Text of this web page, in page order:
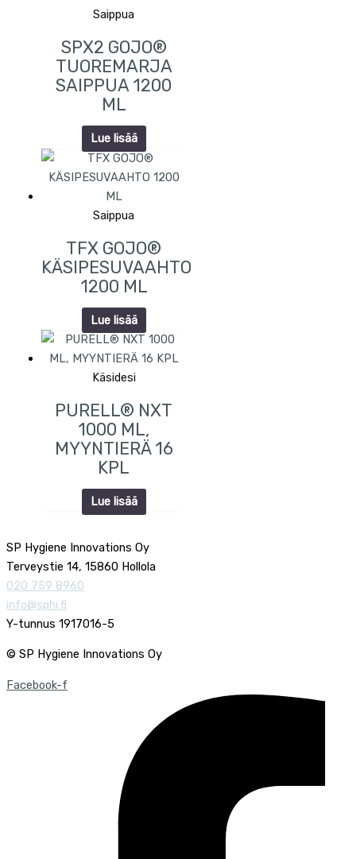
Saippua
SPX2 GOJO®
TUOREMARJA
SAIPPUA 1200
ML
Lue lisää
Saippua
TFX GOJO®
KÄSIPESUVAAHTO
1200 ML
Lue lisää
Käsidesi
PURELL® NXT
1000 ML,
MYYNTIERÄ 16
KPL
Lue lisää
SP Hygiene Innovations Oy
Terveystie 14, 15860 Hollola
020 759 8960
info@sphi.fi
Y-tunnus 1917016-5
© SP Hygiene Innovations Oy
Facebook-f